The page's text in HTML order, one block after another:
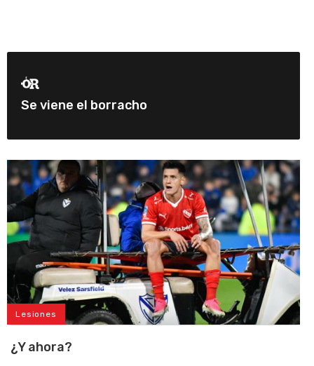
Se viene el borracho
Lesiones
¿Y ahora?